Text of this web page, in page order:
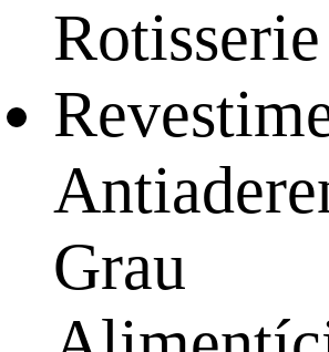
Rotisserie
Grau